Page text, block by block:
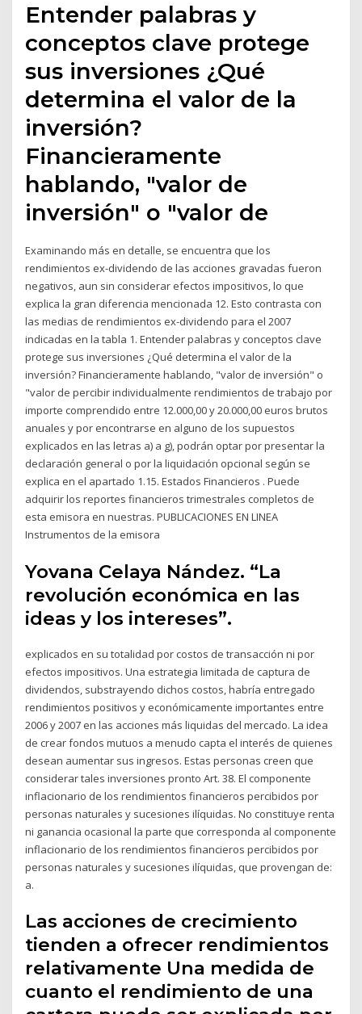
Entender palabras y
conceptos clave protege
sus inversiones ¿Qué
determina el valor de la
inversión?
Financieramente
hablando, "valor de
inversión" o "valor de
Examinando más en detalle, se encuentra que los
rendimientos ex-dividendo de las acciones gravadas fueron
negativos, aun sin considerar efectos impositivos, lo que
explica la gran diferencia mencionada 12. Esto contrasta con
las medias de rendimientos ex-dividendo para el 2007
indicadas en la tabla 1. Entender palabras y conceptos clave
protege sus inversiones ¿Qué determina el valor de la
inversión? Financieramente hablando, "valor de inversión" o
"valor de percibir individualmente rendimientos de trabajo por
importe comprendido entre 12.000,00 y 20.000,00 euros brutos
anuales y por encontrarse en alguno de los supuestos
explicados en las letras a) a g), podrán optar por presentar la
declaración general o por la liquidación opcional según se
explica en el apartado 1.15. Estados Financieros . Puede
adquirir los reportes financieros trimestrales completos de
esta emisora en nuestras. PUBLICACIONES EN LINEA
Instrumentos de la emisora
Yovana Celaya Nández. “La
revolución económica en las
ideas y los intereses”.
explicados en su totalidad por costos de transacción ni por
efectos impositivos. Una estrategia limitada de captura de
dividendos, substrayendo dichos costos, habría entregado
rendimientos positivos y económicamente importantes entre
2006 y 2007 en las acciones más liquidas del mercado. La idea
de crear fondos mutuos a menudo capta el interés de quienes
desean aumentar sus ingresos. Estas personas creen que
considerar tales inversiones pronto Art. 38. El componente
inflacionario de los rendimientos financieros percibidos por
personas naturales y sucesiones ilíquidas. No constituye renta
ni ganancia ocasional la parte que corresponda al componente
inflacionario de los rendimientos financieros percibidos por
personas naturales y sucesiones ilíquidas, que provengan de:
a.
Las acciones de crecimiento
tienden a ofrecer rendimientos
relativamente Una medida de
cuanto el rendimiento de una